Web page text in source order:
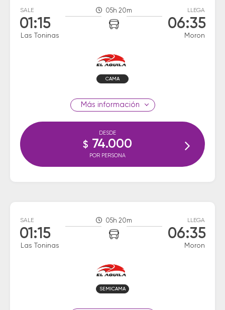
SALE
01:15
Las Toninas
05h 20m LLEGA
06:35
Moron
CAMA
información
DESDE
$ 74.000
POR PERSONA
SALE
01:15
Las Toninas
05h 20m LLEGA
06:35
Moron
SEMICAMA